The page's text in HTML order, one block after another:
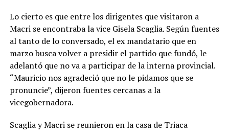
Lo cierto es que entre los dirigentes que visitaron a
Macri se encontraba la vice Gisela Scaglia. Según fuentes
al tanto de lo conversado, el ex mandatario que en
marzo busca volver a presidir el partido que fundó, le
adelantó que no va a participar de la interna provincial.
“Mauricio nos agradeció que no le pidamos que se
pronuncie”, dijeron fuentes cercanas a la
vicegobernadora.
Scaglia y Macri se reunieron en la casa de Triaca